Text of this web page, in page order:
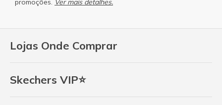
Lojas Onde Comprar
Skechers VIP⭐
promoções. Ver mais detalhes.